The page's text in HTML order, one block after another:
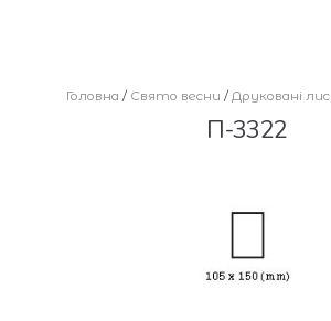
Головна / Cвято весни / Друковані
П-3322